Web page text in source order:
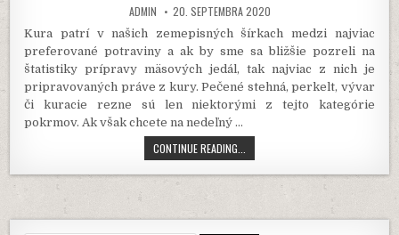
AUTHOR:
ADMIN PUBLISHED
DATE:
20. SEPTEMBRA 2020
Kura patrí v našich zemepisných šírkach medzi najviac
preferované potraviny a ak by sme sa bližšie pozreli na
štatistiky prípravy mäsových jedál, tak najviac z nich je
pripravovaných práve z kury. Pečené stehná, perkelt, vývar
či kuracie rezne sú len niektorými z tejto kategórie
pokrmov. Ak však chcete na nedeľný…
CONTINUE READING...
PRAKTICKÝMI
RADAMI
VYKOSTIŤ